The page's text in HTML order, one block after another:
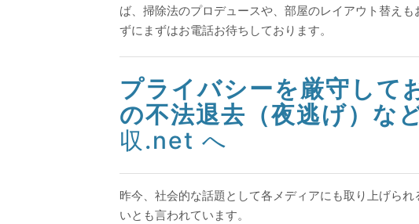
ば、掃除法のプロデュースや、部屋のレイアウト替え
ずにまずはお電話お待ちしております。
プライバシーを厳守して
の不法退去（夜逃げ）な
収.net へ
昨今、社会的な話題として各メディアにも取り上げら
いとも言われています。